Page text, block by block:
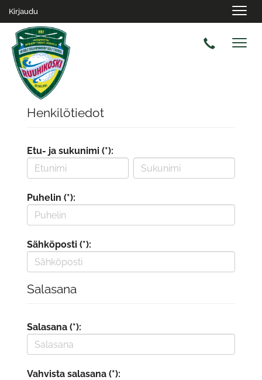
Kirjaudu
Henkilötiedot
Etu- ja sukunimi (*):
Puhelin (*):
Sähköposti (*):
Salasana
Salasana (*):
Vahvista salasana (*):